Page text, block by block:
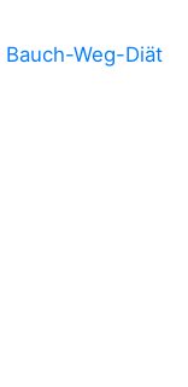
Bauch-Weg-Diät